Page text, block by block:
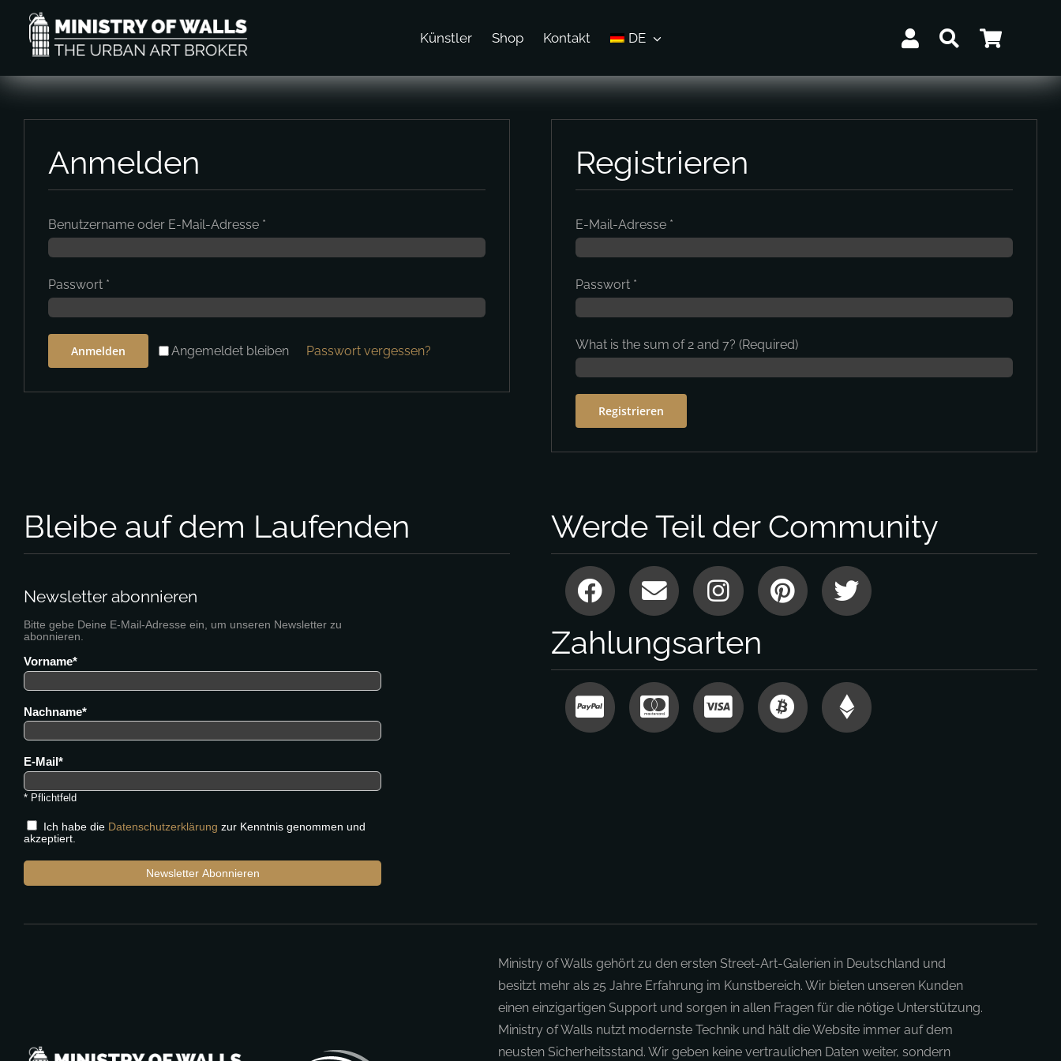
springen
Künstler Shop Kontakt DE
Anmelden
Benutzername oder E-Mail-Adresse *
Passwort *
Angemeldet bleiben
Anmelden Passwort vergessen?
Registrieren
E-Mail-Adresse *
Passwort *
What is the sum of 2 and 7? (Required)
Registrieren
Bleibe auf dem Laufenden
Newsletter abonnieren
Bitte gebe Deine E-Mail-Adresse ein, um unseren Newsletter zu
abonnieren.
Vorname
Nachname
E-Mail
* Pflichtfeld
Ich habe die Datenschutzerklärung zur Kenntnis genommen und
akzeptiert.
Newsletter Abonnieren
Werde Teil der Community
Zahlungsarten
Ministry of Walls gehört zu den ersten Street-Art-Galerien in Deutschland und
besitzt mehr als 25 Jahre Erfahrung im Kunstbereich. Wir bieten unseren Kunden
einen einzigartigen Support und sorgen in allen Fragen für die nötige Unterstützung.
Ministry of Walls nutzt modernste Technik und hält die Website immer auf dem
neusten Sicherheitsstand. Wir geben keine vertraulichen Daten weiter, sondern